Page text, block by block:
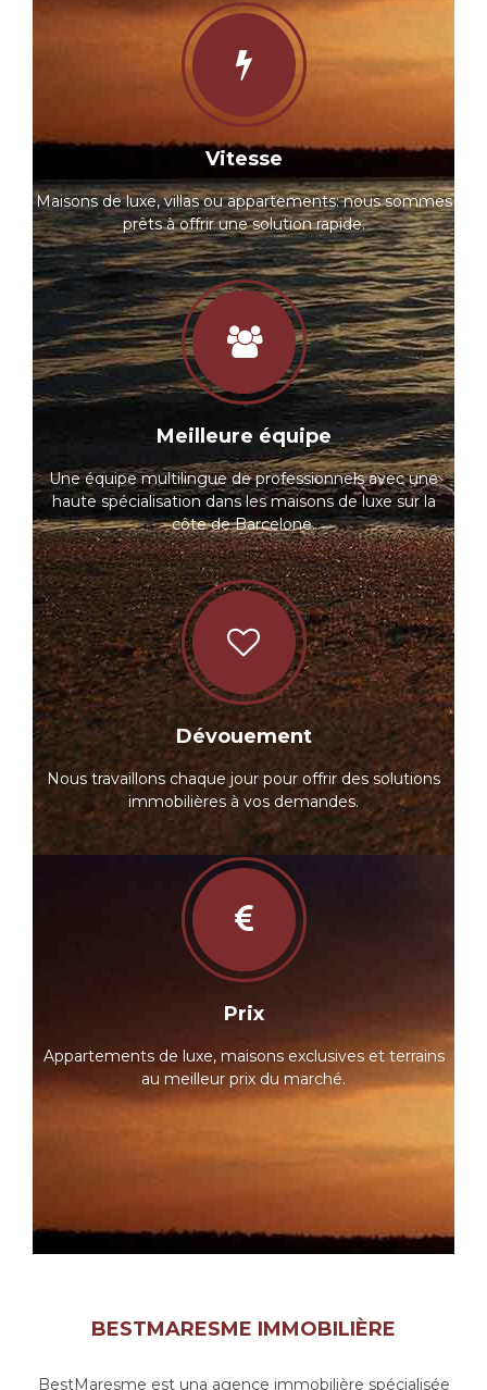
Vitesse
Maisons de luxe, villas ou appartements: nous sommes
prêts à offrir une solution rapide.
Meilleure équipe
Une équipe multilingue de professionnels avec une
haute spécialisation dans les maisons de luxe sur la
côte de Barcelone.
Dévouement
Nous travaillons chaque jour pour offrir des solutions
immobilières à vos demandes.
Prix
Appartements de luxe, maisons exclusives et terrains
au meilleur prix du marché.
BESTMARESME IMMOBILIÈRE
BestMaresme est una agence immobilière spécialisée